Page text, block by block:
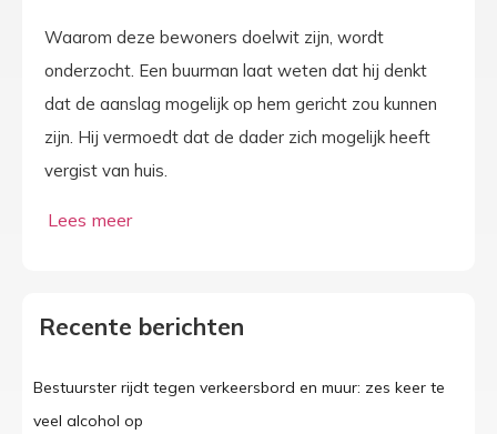
Waarom deze bewoners doelwit zijn, wordt
onderzocht. Een buurman laat weten dat hij denkt
dat de aanslag mogelijk op hem gericht zou kunnen
zijn. Hij vermoedt dat de dader zich mogelijk heeft
vergist van huis.
Recente berichten
Bestuurster rijdt tegen verkeersbord en muur: zes keer te
veel alcohol op